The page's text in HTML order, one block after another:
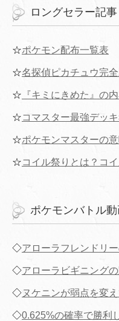
ロングセラー記事
☆ポケモン配布一覧表
☆名探偵ピカチュウ完
☆ 『キミにきめた』の
☆コマスター最強デッ
☆ポケモンマスターの
☆コイル祭りとは？コ
ポケモンバトル
◇アローラフレンドリ
◇アローラビギニング
◇ヌケニンが弱点を変
◇0.625%の確率で勝利